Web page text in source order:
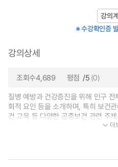
강의
※ 수강확인증
강의상세
조회수4,689 평점 /5 (0)
질병 예방과 건강증진을 위해 인구
회적 요인 등을 소개하며, 특히 보건
건 교육 등 다양한 공중보건 관련 주
을 위한 전문적인 지식을 습득하고...더